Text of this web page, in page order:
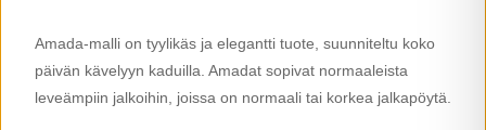
Amada-malli on tyylikäs ja elegantti tuote, suunniteltu koko
päivän kävelyyn kaduilla. Amadat sopivat normaaleista
leveämpiin jalkoihin, joissa on normaali tai korkea jalkapöytä.